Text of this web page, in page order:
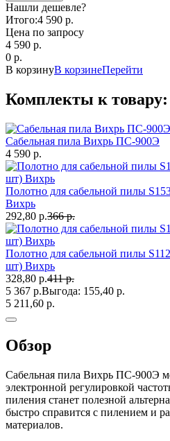
Нашли дешевле?
Итого:4 590 p.
Цена по запросу
4 590 p.
0 p.
В корзинуВ корзинеПерейти
Комплекты к товару:
Сабельная пила Вихрь ПС-900Э
4 590 р.
Полотно для сабельной пилы
Вихрь
292,80 р.366 р.
Полотно для сабельной пилы
шт) Вихрь
328,80 р.411 р.
5 367 р.Выгода: 155,40 р.
5 211,60 р.
Обзор
Сабельная пила Вихрь ПС-900Э
электронной регулировкой
пиления станет полезной
быстро справится с пилением и
материалов.